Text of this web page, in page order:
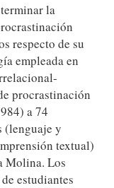
la
respecto de su
empleada en
procrastinación
a 74
(lenguaje y
textual)
Molina. Los
estudiantes